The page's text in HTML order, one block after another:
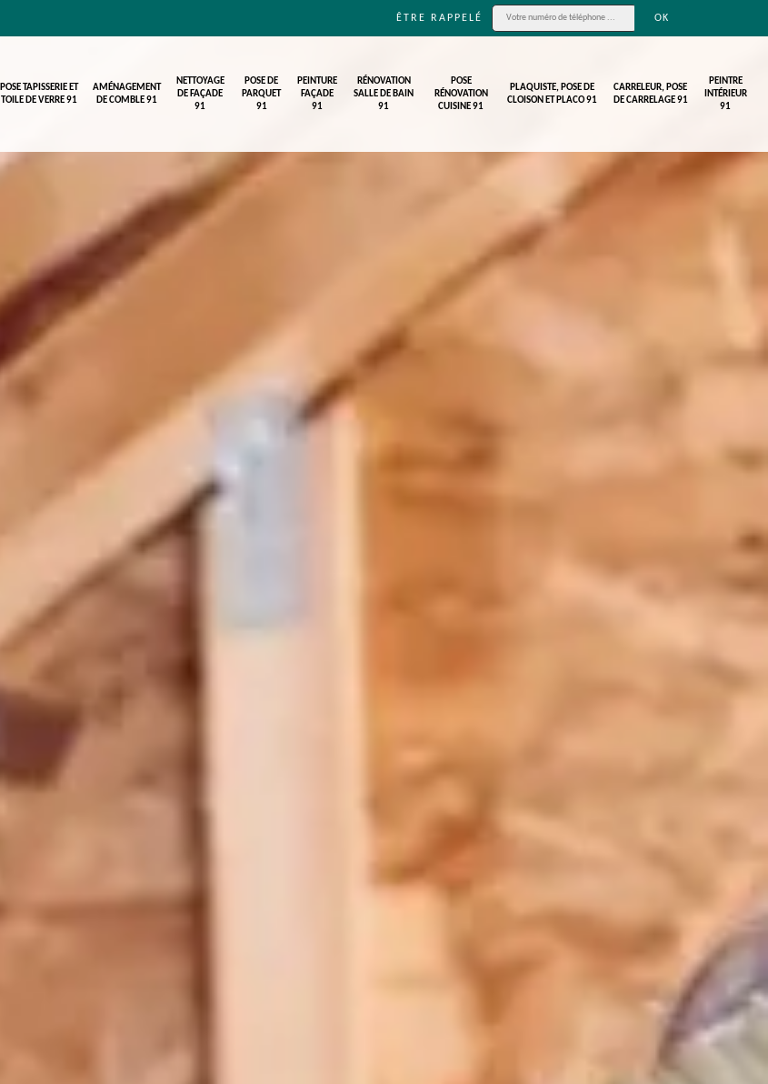
ÊTRE RAPPELÉ
POSE TAPISSERIE ET
TOILE DE VERRE 91
AMÉNAGEMENT
DE COMBLE 91
NETTOYAGE
DE FAÇADE
91
POSE DE
PARQUET
91
PEINTURE
FAÇADE
91
RÉNOVATION
SALLE DE BAIN
91
POSE
RÉNOVATION
CUISINE 91
PLAQUISTE, POSE DE
CLOISON ET PLACO 91
CARRELEUR, POSE
DE CARRELAGE 91
PEINTRE
INTÉRIEUR
91